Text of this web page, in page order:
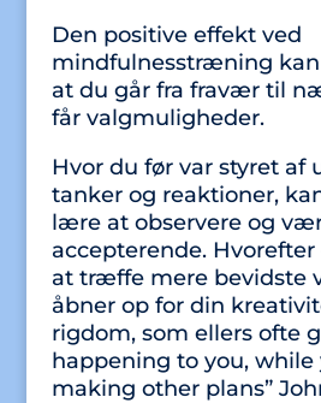
Den positive effekt ved
mindfulnesstræning kan
at du går fra fravær til
får valgmuligheder.
Hvor du før var styret af
tanker og reaktioner,
lære at observere og
accepterende.
at træffe mere bevidste
åbner op for din
rigdom, som ellers ofte
happening to you, while
making other plans”